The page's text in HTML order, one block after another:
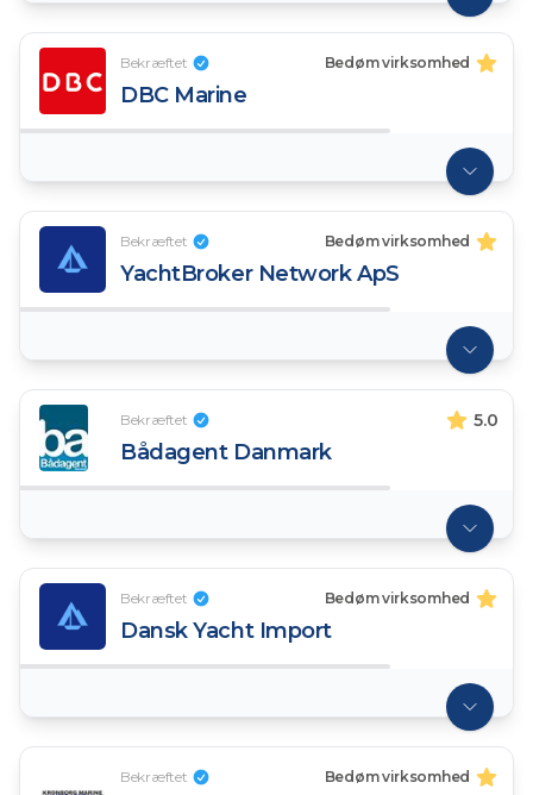
Bekræftet Bedøm virksomhed
DBC Marine
Bekræftet Bedøm virksomhed
YachtBroker Network ApS
Bekræftet 5.0
Bådagent Danmark
Bekræftet Bedøm virksomhed
Dansk Yacht Import
Bekræftet Bedøm virksomhed